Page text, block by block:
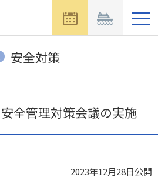
ュ
開
安全対策
全管理対策会議の実施
2023年12月28日公開